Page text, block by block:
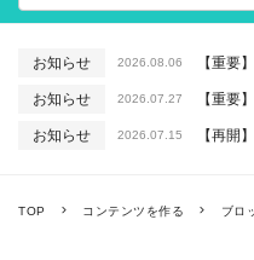
お知らせ 2026.08.06
お知らせ 2026.07.27
お知らせ 2026.07.15
TOP コンテンツを作る ブロ